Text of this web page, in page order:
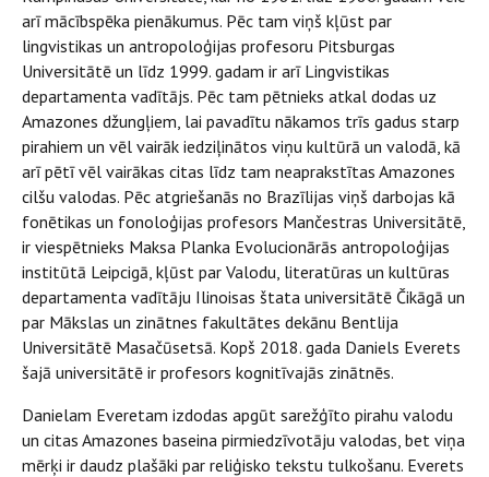
arī mācībspēka pienākumus. Pēc tam viņš kļūst par
lingvistikas un antropoloģijas profesoru Pitsburgas
Universitātē un līdz 1999. gadam ir arī Lingvistikas
departamenta vadītājs. Pēc tam pētnieks atkal dodas uz
Amazones džungļiem, lai pavadītu nākamos trīs gadus starp
pirahiem un vēl vairāk iedziļinātos viņu kultūrā un valodā, kā
arī pētī vēl vairākas citas līdz tam neaprakstītas Amazones
cilšu valodas. Pēc atgriešanās no Brazīlijas viņš darbojas kā
fonētikas un fonoloģijas profesors Mančestras Universitātē,
ir viespētnieks Maksa Planka Evolucionārās antropoloģijas
institūtā Leipcigā, kļūst par Valodu, literatūras un kultūras
departamenta vadītāju Ilinoisas štata universitātē Čikāgā un
par Mākslas un zinātnes fakultātes dekānu Bentlija
Universitātē Masačūsetsā. Kopš 2018. gada Daniels Everets
šajā universitātē ir profesors kognitīvajās zinātnēs.
Danielam Everetam izdodas apgūt sarežģīto pirahu valodu
un citas Amazones baseina pirmiedzīvotāju valodas, bet viņa
mērķi ir daudz plašāki par reliģisko tekstu tulkošanu. Everets